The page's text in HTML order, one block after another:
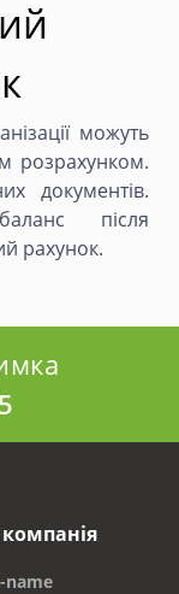
можуть
розрахунком.
документів.
після
рахунок.
name